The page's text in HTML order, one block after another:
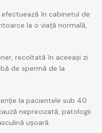
în cabinetul de
la o viață normală,
recoltată în aceeași zi
de spermă de la
la pacientele sub 40
neprecizată, patologii
ușoară.